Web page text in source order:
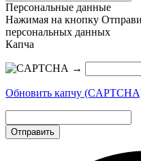
Персональные данные
Нажимая на кнопку
персональных данных
Капча
→
Обновить капчу
Отправить